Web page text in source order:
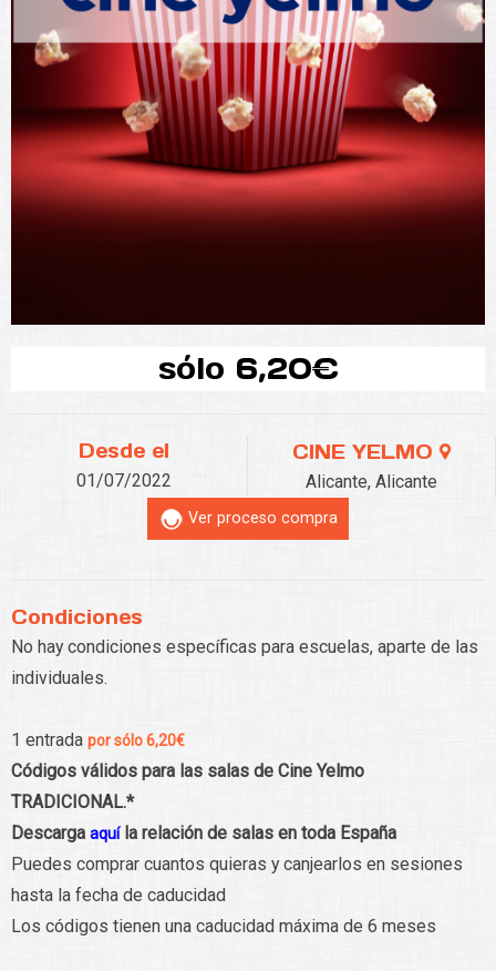
sólo 6,20€
Desde el
01/07/2022
CINE YELMO
Alicante, Alicante
Ver proceso compra
Condiciones
No hay condiciones específicas para escuelas, aparte de las
individuales.
1 entrada por sólo 6,20€
Códigos válidos para las salas de Cine Yelmo
TRADICIONAL.*
Descarga aquí la relación de salas en toda España
Puedes comprar cuantos quieras y canjearlos en sesiones
hasta la fecha de caducidad
Los códigos tienen una caducidad máxima de 6 meses